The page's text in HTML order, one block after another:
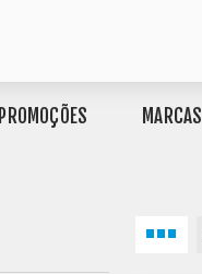
PROMOÇÕES MARCAS